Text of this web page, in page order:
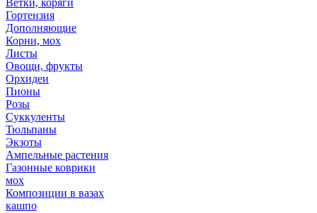
Ветки, коряги
Гортензия
Дополняющие
Корни, мох
Листы
Овощи, фрукты
Орхидеи
Пионы
Розы
Суккуленты
Тюльпаны
Экзоты
Ампельные растения
Газонные коврики
мох
Композиции в вазах
кашпо